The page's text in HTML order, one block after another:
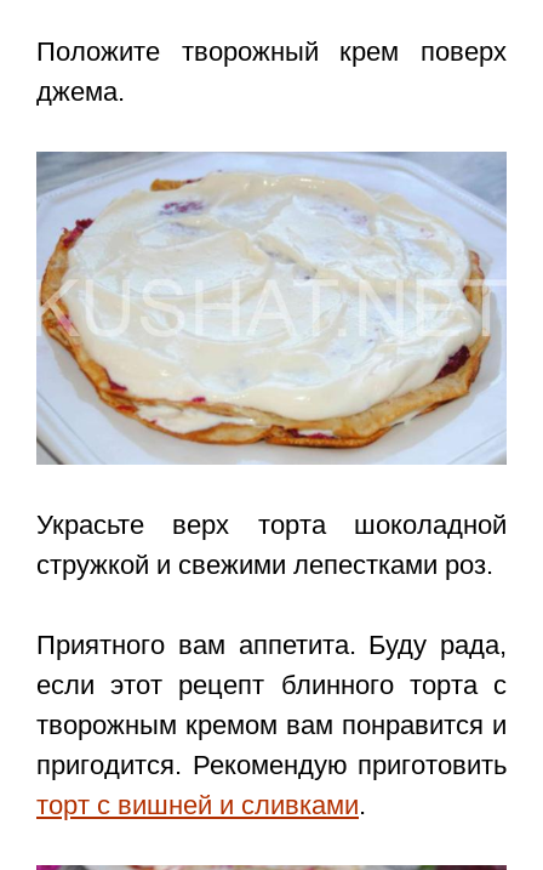
Положите творожный крем поверх
джема.
Украсьте верх торта шоколадной
стружкой и свежими лепестками роз.
Приятного вам аппетита. Буду рада,
если этот рецепт блинного торта с
творожным кремом вам понравится и
пригодится. Рекомендую приготовить
торт с вишней и сливками.